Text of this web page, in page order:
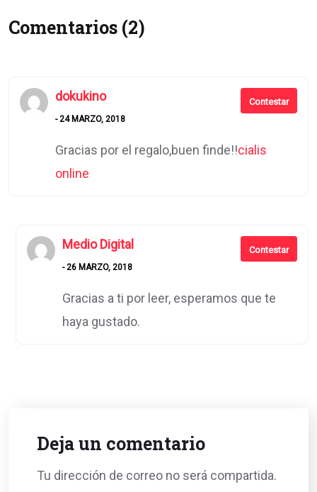
Comentarios (2)
Contestar
dokukino
- 24 MARZO, 2018
Gracias por el regalo,buen finde!!cialis
online
Contestar
Medio Digital
- 26 MARZO, 2018
Gracias a ti por leer, esperamos que te
haya gustado.
Deja un comentario
Tu dirección de correo no será compartida.